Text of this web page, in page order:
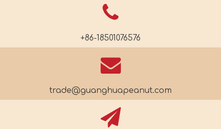
+86-18501076576
trade@guanghuapeanut.com